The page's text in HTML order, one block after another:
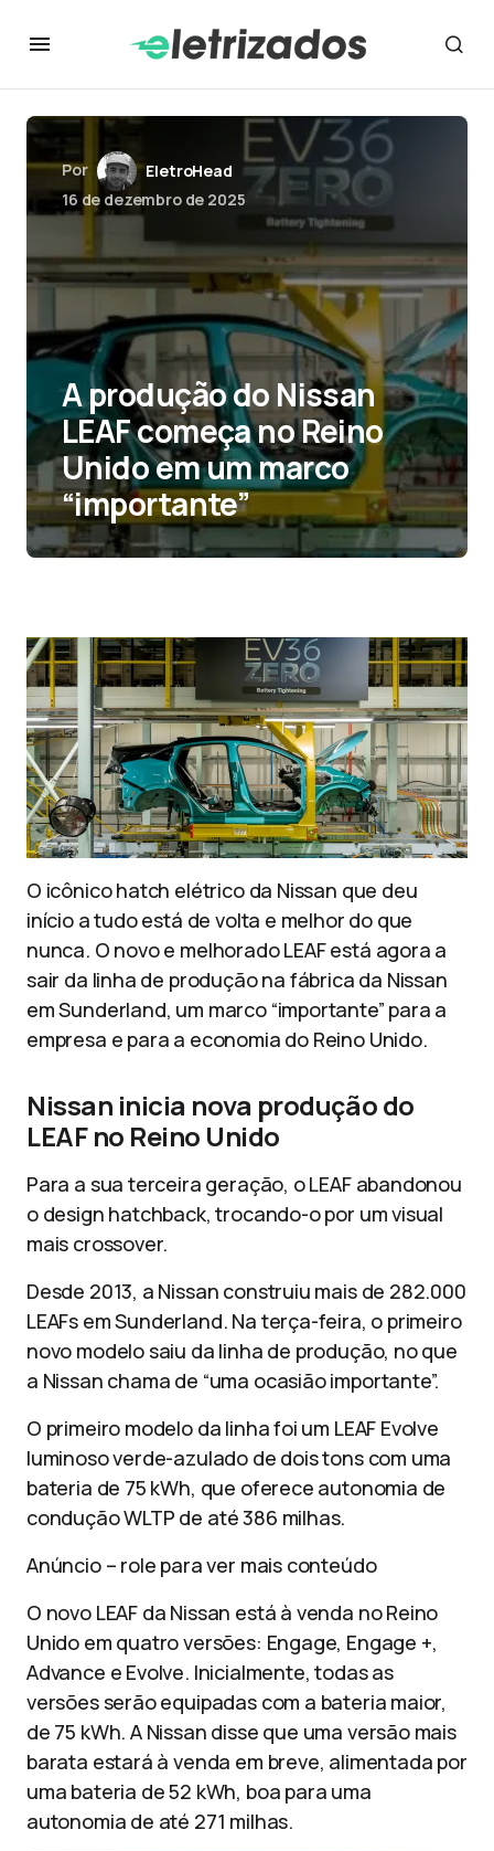
Por
EletroHead
16 de dezembro de 2025
A produção do Nissan
LEAF começa no Reino
Unido em um marco
“importante”
O icônico hatch elétrico da Nissan que deu
início a tudo está de volta e melhor do que
nunca. O novo e melhorado LEAF está agora a
sair da linha de produção na fábrica da Nissan
em Sunderland, um marco “importante” para a
empresa e para a economia do Reino Unido.
Nissan inicia nova produção do
LEAF no Reino Unido
Para a sua terceira geração, o LEAF abandonou
o design hatchback, trocando-o por um visual
mais crossover.
Desde 2013, a Nissan construiu mais de 282.000
LEAFs em Sunderland. Na terça-feira, o primeiro
novo modelo saiu da linha de produção, no que
a Nissan chama de “uma ocasião importante”.
O primeiro modelo da linha foi um LEAF Evolve
luminoso verde-azulado de dois tons com uma
bateria de 75 kWh, que oferece autonomia de
condução WLTP de até 386 milhas.
Anúncio – role para ver mais conteúdo
O novo LEAF da Nissan está à venda no Reino
Unido em quatro versões: Engage, Engage +,
Advance e Evolve. Inicialmente, todas as
versões serão equipadas com a bateria maior,
de 75 kWh. A Nissan disse que uma versão mais
barata estará à venda em breve, alimentada por
uma bateria de 52 kWh, boa para uma
autonomia de até 271 milhas.